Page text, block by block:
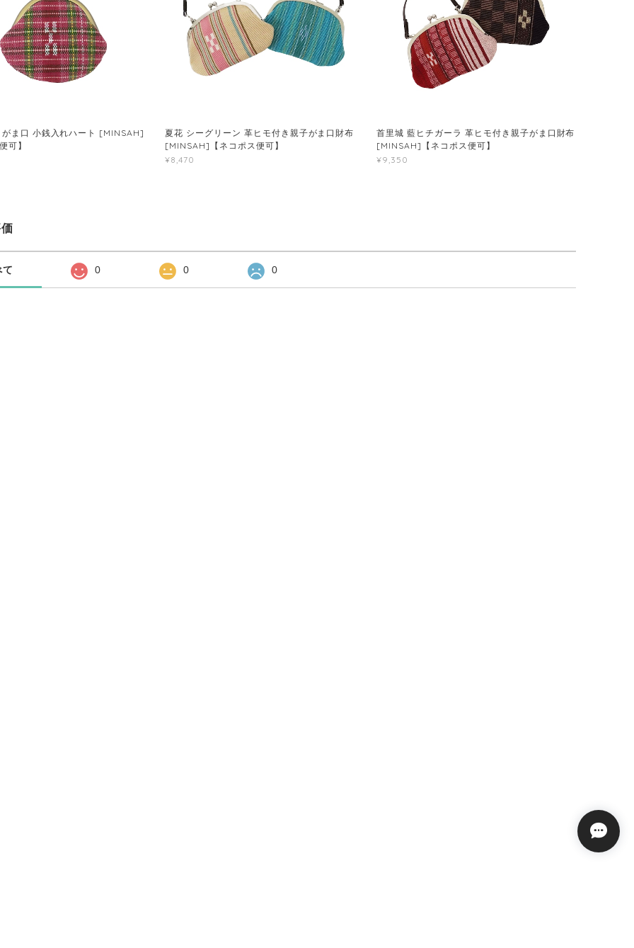
がま口 小銭入れハート [MINSAH]
可】
夏花 シーグリーン 革ヒモ付き親子がま口財布
[MINSAH]【ネコポス便可】
¥8,470
首里城 藍ヒチガーラ 革ヒモ付き親子がま口財布
[MINSAH]【ネコポス便可】
¥9,350
て 0 0 0